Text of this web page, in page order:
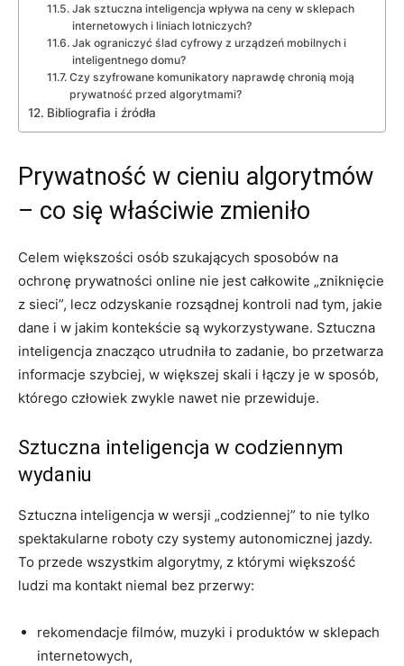
Jak sztuczna inteligencja wpływa na ceny w sklepach
internetowych i liniach lotniczych?
Jak ograniczyć ślad cyfrowy z urządzeń mobilnych i
inteligentnego domu?
Czy szyfrowane komunikatory naprawdę chronią moją
prywatność przed algorytmami?
Bibliografia i źródła
Prywatność w cieniu algorytmów
– co się właściwie zmieniło
Celem większości osób szukających sposobów na
ochronę prywatności online nie jest całkowite „zniknięcie
z sieci”, lecz odzyskanie rozsądnej kontroli nad tym, jakie
dane i w jakim kontekście są wykorzystywane. Sztuczna
inteligencja znacząco utrudniła to zadanie, bo przetwarza
informacje szybciej, w większej skali i łączy je w sposób,
którego człowiek zwykle nawet nie przewiduje.
Sztuczna inteligencja w codziennym
wydaniu
Sztuczna inteligencja w wersji „codziennej” to nie tylko
spektakularne roboty czy systemy autonomicznej jazdy.
To przede wszystkim algorytmy, z którymi większość
ludzi ma kontakt niemal bez przerwy:
rekomendacje filmów, muzyki i produktów w sklepach
internetowych,